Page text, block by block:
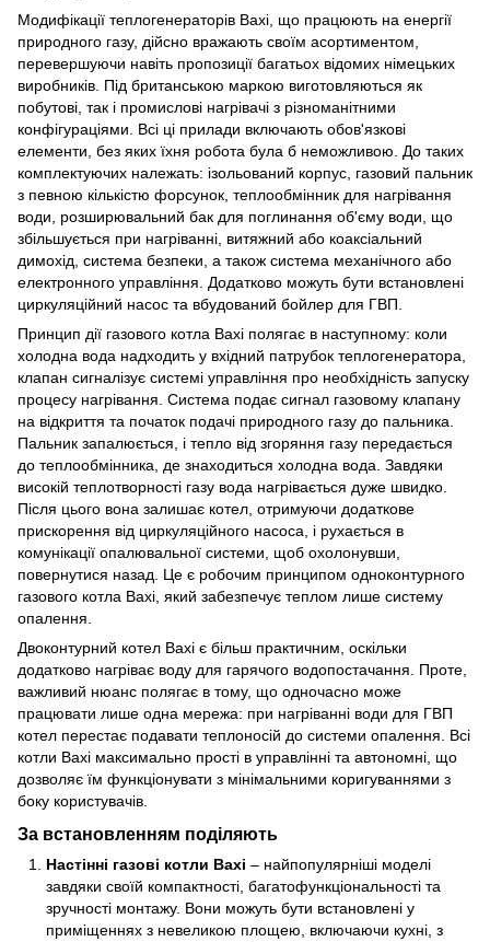
Модифікації теплогенераторів Baxi, що працюють на енергії
природного газу, дійсно вражають своїм асортиментом,
перевершуючи навіть пропозиції багатьох відомих німецьких
виробників. Під британською маркою виготовляються як
побутові, так і промислові нагрівачі з різноманітними
конфігураціями. Всі ці прилади включають обов'язкові
елементи, без яких їхня робота була б неможливою. До таких
комплектуючих належать: ізольований корпус, газовий пальник
з певною кількістю форсунок, теплообмінник для нагрівання
води, розширювальний бак для поглинання об'єму води, що
збільшується при нагріванні, витяжний або коаксіальний
димохід, система безпеки, а також система механічного або
електронного управління. Додатково можуть бути встановлені
циркуляційний насос та вбудований бойлер для ГВП.
Принцип дії газового котла Baxi полягає в наступному: коли
холодна вода надходить у вхідний патрубок теплогенератора,
клапан сигналізує системі управління про необхідність запуску
процесу нагрівання. Система подає сигнал газовому клапану
на відкриття та початок подачі природного газу до пальника.
Пальник запалюється, і тепло від згоряння газу передається
до теплообмінника, де знаходиться холодна вода. Завдяки
високій теплотворності газу вода нагрівається дуже швидко.
Після цього вона залишає котел, отримуючи додаткове
прискорення від циркуляційного насоса, і рухається в
комунікації опалювальної системи, щоб охолонувши,
повернутися назад. Це є робочим принципом одноконтурного
газового котла Baxi, який забезпечує теплом лише систему
опалення.
Двоконтурний котел Baxi є більш практичним, оскільки
додатково нагріває воду для гарячого водопостачання. Проте,
важливий нюанс полягає в тому, що одночасно може
працювати лише одна мережа: при нагріванні води для ГВП
котел перестає подавати теплоносій до системи опалення. Всі
котли Baxi максимально прості в управлінні та автономні, що
дозволяє їм функціонувати з мінімальними коригуваннями з
боку користувачів.
За встановленням поділяють
Настінні газові котли Baxi – найпопулярніші моделі
завдяки своїй компактності, багатофункціональності та
зручності монтажу. Вони можуть бути встановлені у
приміщеннях з невеликою площею, включаючи кухні, з